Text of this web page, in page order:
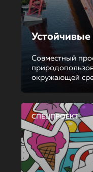
Совместный
окружающей
СПЕЦПРОЕКТ